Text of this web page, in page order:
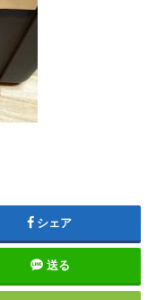
シェア
送る